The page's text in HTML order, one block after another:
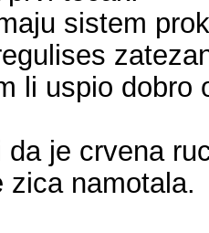
sistem
li uspio dobro
da je crvena
zica namotala.